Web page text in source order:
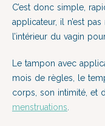
C’est donc simple,
applicateur, il n’est
l’intérieur du vagin
Le tampon avec
mois de règles, le
corps, son intimité, et
menstruations